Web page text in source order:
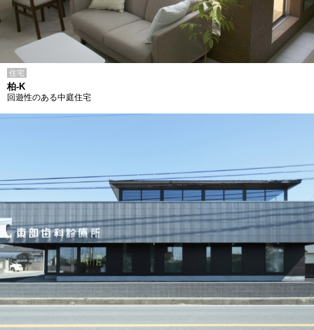
住宅
柏-K
回遊性のある中庭住宅